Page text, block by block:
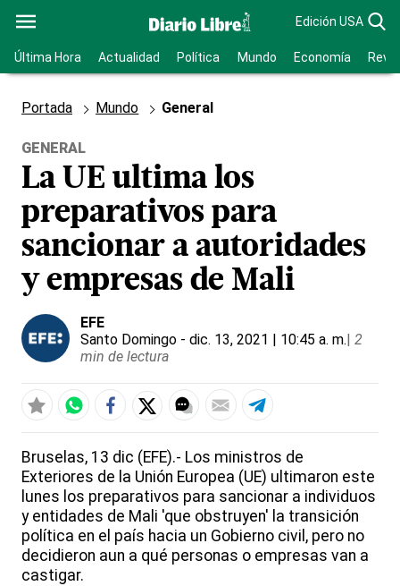
Edición USA
Última Hora Actualidad Política Mundo Economía
Portada Mundo General
GENERAL
La UE ultima los
preparativos para
sancionar a autoridades
y empresas de Mali
EFE
Santo Domingo - dic. 13, 2021 | 10:45 a. m.| 2
min de lectura
Bruselas, 13 dic (EFE).- Los ministros de
Exteriores de la Unión Europea (UE) ultimaron este
lunes los preparativos para sancionar a individuos
y entidades de Mali 'que obstruyen' la transición
política en el país hacia un Gobierno civil, pero no
decidieron aun a qué personas o empresas van a
castigar.